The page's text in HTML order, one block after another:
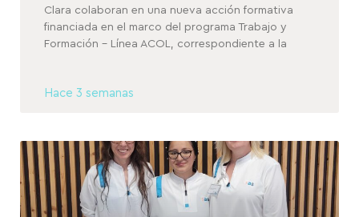
Clara colaboran en una nueva acción formativa
financiada en el marco del programa Trabajo y
Formación – Línea ACOL, correspondiente a la
Hace 3 semanas